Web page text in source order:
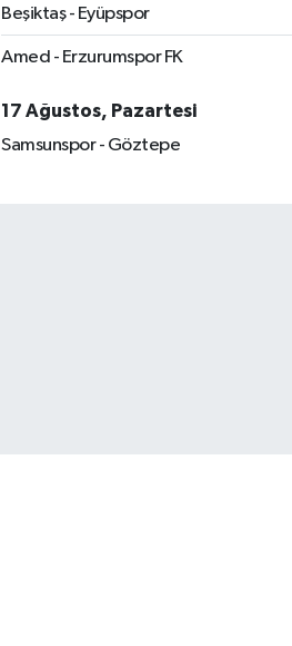
Beşiktaş - Eyüpspor
Amed - Erzurumspor FK
17 Ağustos, Pazartesi
Samsunspor - Göztepe